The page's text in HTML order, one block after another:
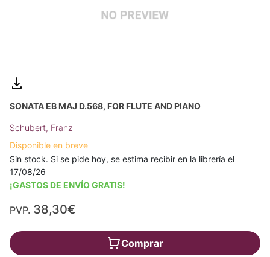
SONATA EB MAJ D.568, FOR FLUTE AND PIANO
Schubert, Franz
Disponible en breve
Sin stock. Si se pide hoy, se estima recibir en la librería el
17/08/26
¡GASTOS DE ENVÍO GRATIS!
PVP. 38,30€
Comprar